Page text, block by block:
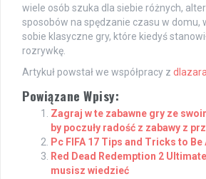
wiele osób szuka dla siebie różnych,
sposobów na spędzanie czasu w domu,
sobie klasyczne gry, które kiedyś
rozrywkę.
Artykuł powstał we współpracy z
Powiązane Wpisy:
Zagraj w te zabawne gry ze
by poczuły radość z zabawy z
Pc FIFA 17 Tips and Tricks to Be
Red Dead Redemption 2
musisz wiedzieć